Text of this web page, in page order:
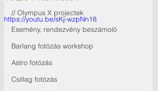
// Olympus X projectek
Esemény, rendezvény beszámoló
Barlang fotózás workshop
Astro fotózás
Csillag fotózás
https://youtu.be/sKj-wzpNn18